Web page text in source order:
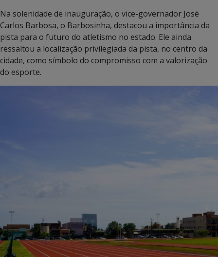
Na solenidade de inauguração, o vice-governador José
Carlos Barbosa, o Barbosinha, destacou a importância da
pista para o futuro do atletismo no estado. Ele ainda
ressaltou a localização privilegiada da pista, no centro da
cidade, como símbolo do compromisso com a valorização
do esporte.